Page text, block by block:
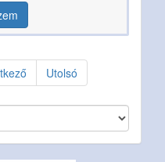
Utolsó